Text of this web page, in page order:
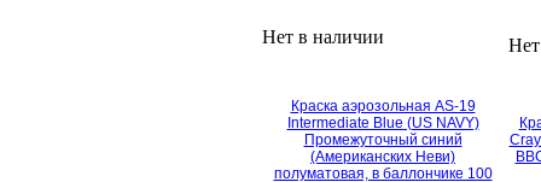
Нет в наличии
Краска аэрозольная AS-19
Intermediate Blue (US NAVY)
Промежуточный синий
(Американских Неви)
полуматовая, в баллончике 100